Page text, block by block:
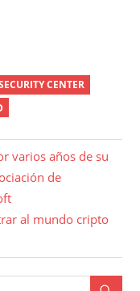
CENTER
varios años de su
de
al mundo cripto